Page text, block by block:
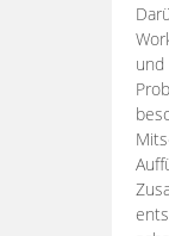
und